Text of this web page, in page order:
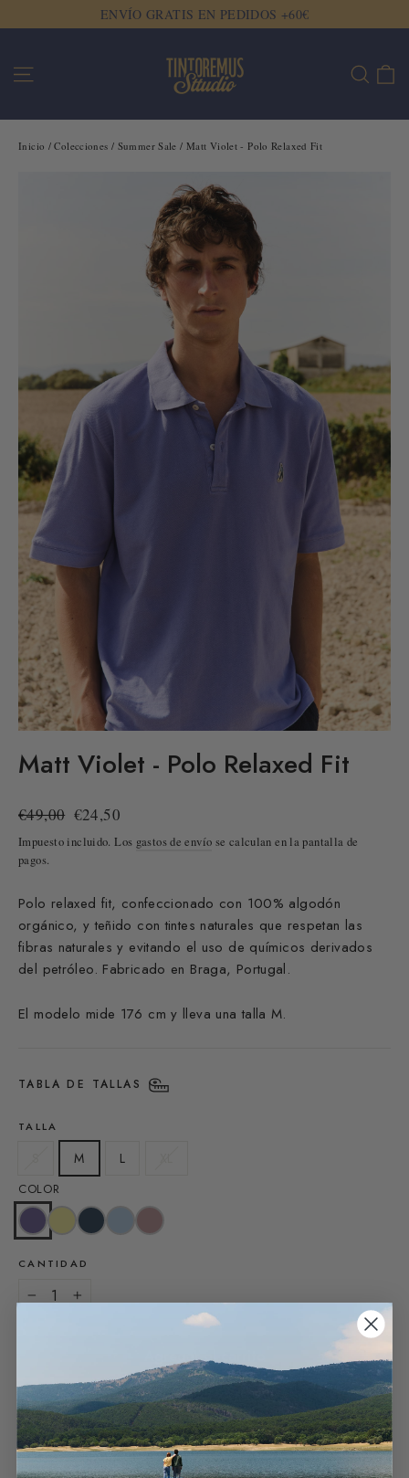
directamente
contenido
ENVÍO GRATIS EN PEDIDOS +60€
Buscar
Inicio / Colecciones / Summer Sale / Matt Violet - Polo Relaxed Fit
Matt Violet - Polo Relaxed Fit
Precio
habitual
€49,00 Precio
de
€24,50
Impuesto incluido. Los gastos de envío se calculan en la pantalla de
pagos.
Polo relaxed fit, confeccionado con 100% algodón
orgánico, yteñido con tintes naturales que respetan las
fibras naturales y evitando el uso de químicos derivados
del petróleo. Fabricado en Braga, Portugal.
El modelo mide 176 cm y lleva una talla M.
TABLA DE TALLAS
TALLA
M L
COLOR
CANTIDAD
− +
Agregar al carrito
Envios gratuitos a partir de 60€ España
CARACTERÍSTICAS